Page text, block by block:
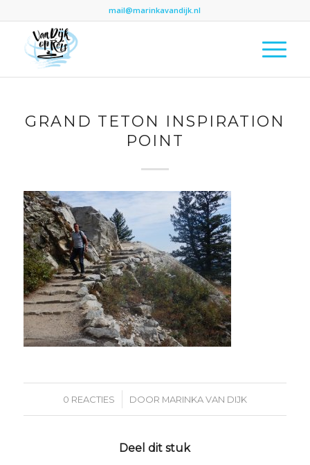
mail@marinkavandijk.nl
GRAND TETON INSPIRATION
POINT
0 REACTIES
/ DOOR MARINKA VAN DIJK
Deel dit stuk